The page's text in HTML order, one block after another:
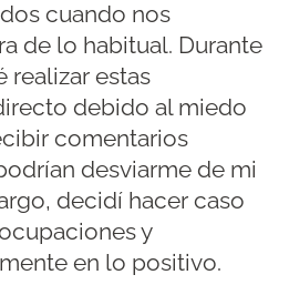
cuando nos
de lo habitual. Durante
realizar estas
debido al miedo
comentarios
desviarme de mi
decidí hacer caso
y
en lo positivo.